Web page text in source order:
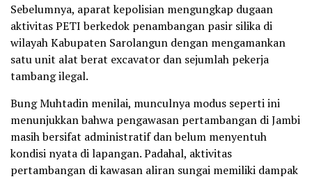
Sebelumnya, aparat kepolisian mengungkap dugaan
aktivitas PETI berkedok penambangan pasir silika di
wilayah Kabupaten Sarolangun dengan mengamankan
satu unit alat berat excavator dan sejumlah pekerja
tambang ilegal.
Bung Muhtadin menilai, munculnya modus seperti ini
menunjukkan bahwa pengawasan pertambangan di Jambi
masih bersifat administratif dan belum menyentuh
kondisi nyata di lapangan. Padahal, aktivitas
pertambangan di kawasan aliran sungai memiliki dampak